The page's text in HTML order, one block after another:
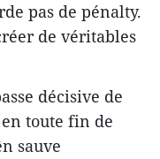
pas de pénalty.
de véritables
décisive de
toute fin de
sauve